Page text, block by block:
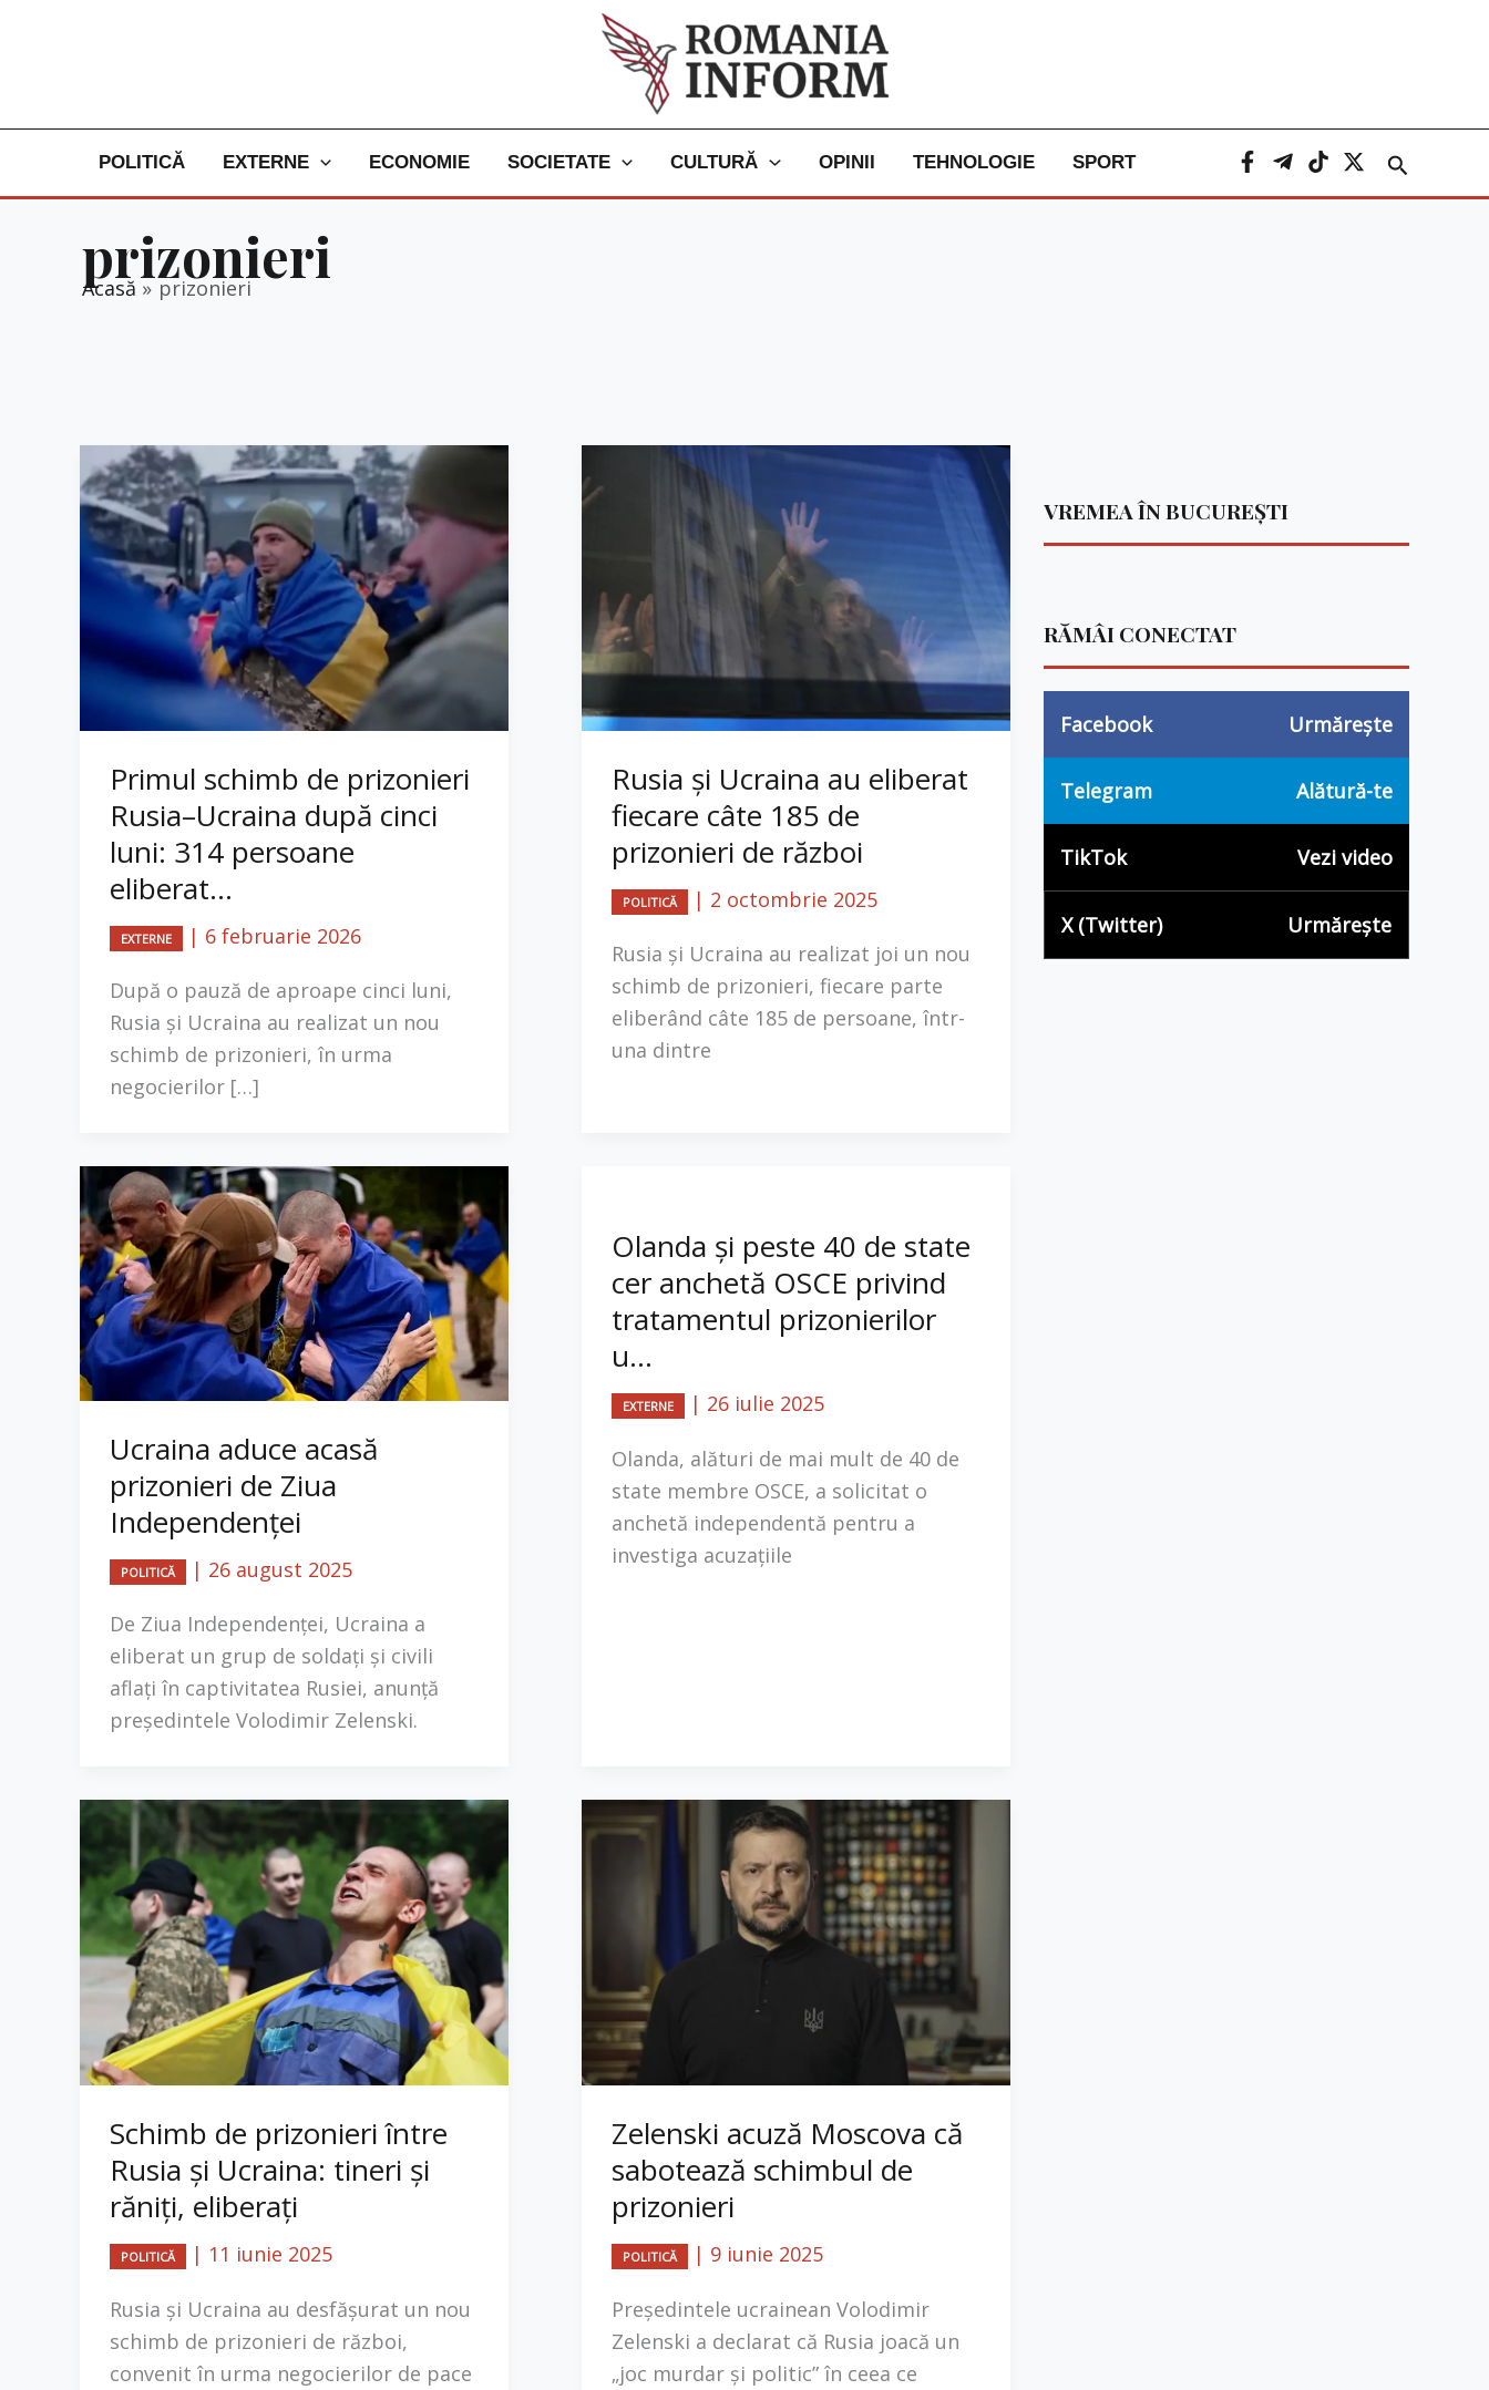
POLITICĂ EXTERNE ECONOMIE SOCIETATE CULTURĂ OPINII TEHNOLOGIE SPORT Caută
prizonieri
Acasă prizonieri
Primul schimb de prizonieri
Rusia–Ucraina după cinci
luni: 314 persoane
eliberat...
EXTERNE | 6 februarie 2026
După o pauză de aproape cinci luni,
Rusia și Ucraina au realizat un nou
schimb de prizonieri, în urma
negocierilor […]
Rusia și Ucraina au eliberat
fiecare câte 185 de
prizonieri de război
POLITICĂ | 2 octombrie 2025
Rusia și Ucraina au realizat joi un nou
schimb de prizonieri, fiecare parte
eliberând câte 185 de persoane, într-
una dintre
Ucraina aduce acasă
prizonieri de Ziua
Independenței
POLITICĂ | 26 august 2025
De Ziua Independenței, Ucraina a
eliberat un grup de soldați și civili
aflați în captivitatea Rusiei, anunță
președintele Volodimir Zelenski.
Olanda și peste 40 de state
cer anchetă OSCE privind
tratamentul prizonierilor
u...
EXTERNE | 26 iulie 2025
Olanda, alături de mai mult de 40 de
state membre OSCE, a solicitat o
anchetă independentă pentru a
investiga acuzațiile
Schimb de prizonieri între
Rusia și Ucraina: tineri și
răniți, eliberați
POLITICĂ | 11 iunie 2025
Rusia și Ucraina au desfășurat un nou
schimb de prizonieri de război,
convenit în urma negocierilor de pace
Zelenski acuză Moscova că
sabotează schimbul de
prizonieri
POLITICĂ | 9 iunie 2025
Președintele ucrainean Volodimir
Zelenski a declarat că Rusia joacă un
„joc murdar și politic” în ceea ce
VREMEA ÎN BUCUREȘTI
RĂMÂI CONECTAT
Facebook Urmărește
Telegram Alătură-te
TikTok Vezi video
X (Twitter) Urmărește